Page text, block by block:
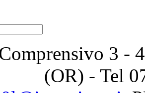
3 -
(OR) - Tel